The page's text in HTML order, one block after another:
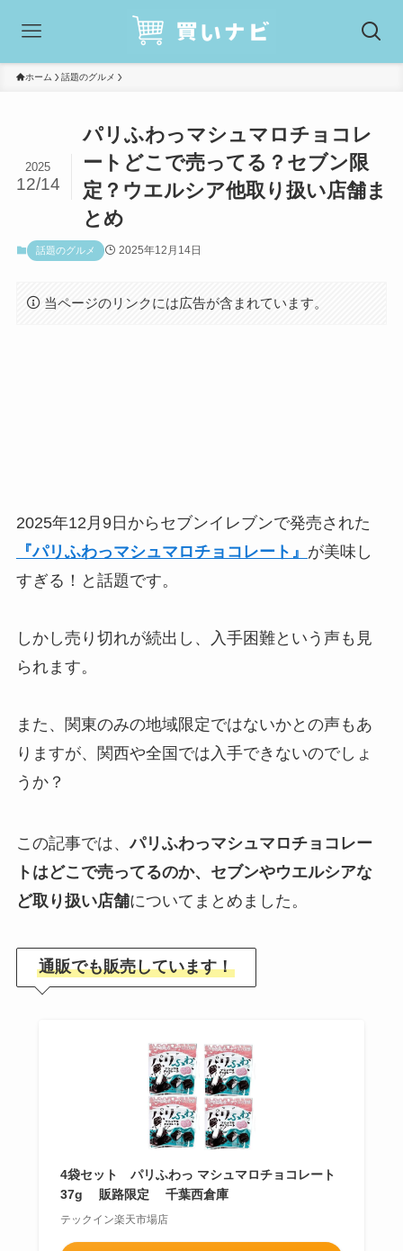
ホーム 話題のグルメ
パリふわっマシュマロチョコレ
ートどこで売ってる？セブン限
定？ウエルシア他取り扱い店舗ま
とめ
2025
12/14
話題のグルメ 2025年12月14日
当ページのリンクには広告が含まれています。
2025年12月9日からセブンイレブンで発売された
『パリふわっマシュマロチョコレート』 が美味し
すぎる！と話題です。
しかし売り切れが続出し、入手困難という声も見
られます。
また、関東のみの地域限定ではないかとの声もあ
りますが、関西や全国では入手できないのでしょ
うか？
この記事では、パリふわっマシュマロチョコレー
トはどこで売ってるのか、セブンやウエルシアな
ど取り扱い店舗についてまとめました。
通販でも販売しています！
4袋セット パリふわっ マシュマロチョコレート
37g 販路限定 千葉西倉庫
テックイン楽天市場店